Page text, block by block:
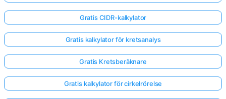
Gratis CIDR-kalkylator
Gratis kalkylator för kretsanalys
Gratis Kretsberäknare
Gratis kalkylator för cirkelrörelse